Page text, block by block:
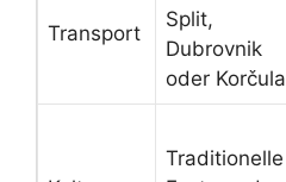
Transport
Split,
Dubrovnik
oder Korčula
Traditionelle